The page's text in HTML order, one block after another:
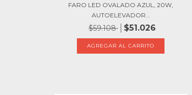
FARO LED OVALADO AZUL, 20W,
AUTOELEVADOR...
$59.108 $51.026